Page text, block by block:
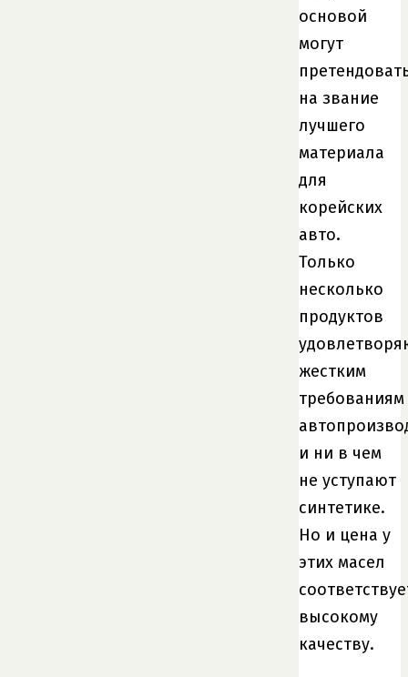
основой
могут
на звание
лучшего
материала
для
корейских
авто.
Только
несколько
продуктов
жестким
требованиям
и ни в чем
не уступают
синтетике.
Но и цена у
этих масел
высокому
качеству.